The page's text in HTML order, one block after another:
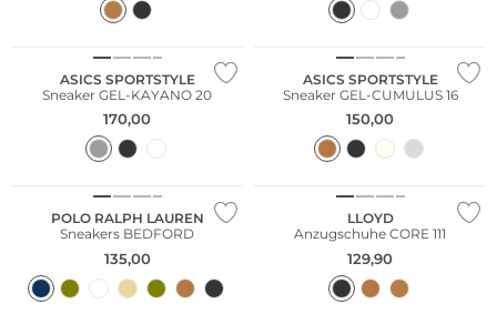
ASICS SPORTSTYLE
Sneaker GEL-KAYANO 20
170,00
ASICS SPORTSTYLE
Sneaker GEL-CUMULUS 16
150,00
POLO RALPH LAUREN
Sneakers BEDFORD
135,00
LLOYD
Anzugschuhe CORE 111
129,90
Fashion Tipp